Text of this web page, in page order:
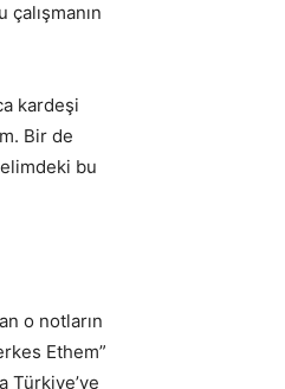
kardeşi
Bir de
elimdeki bu
o notların
Ethem”
Türkiye’ye